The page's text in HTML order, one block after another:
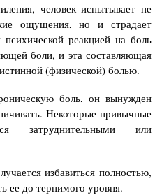
человек испытывает не
ощущения, но и страдает
реакцией на боль
боли, и эта составляющая
(физической) болью.
боль, он вынужден
Некоторые привычные
затруднительными или
избавиться полностью,
ее до терпимого уровня.